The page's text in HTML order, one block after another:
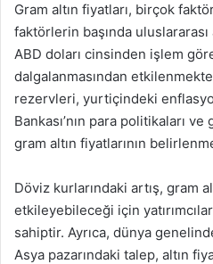
Gram altın fiyatları, birçok
faktörlerin başında
ABD doları cinsinden işlem
dalgalanmasından
rezervleri, yurtiçindeki
Bankası’nın para politikaları
gram altın fiyatlarının
Döviz kurlarındaki artış, gram
etkileyebileceği için
sahiptir. Ayrıca, dünya
Asya pazarındaki talep, altın